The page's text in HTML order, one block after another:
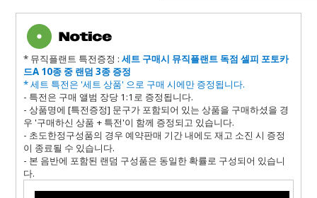
* 뮤직플랜트 특전증정 : 세트 구매시 뮤직플랜트 독점 셀피 포토카
드A 10종 중 랜덤 3종 증정
* 세트 특전은 '세트 상품' 으로 구매 시에만 증정됩니다.
- 특전은 구매 앨범 장당 1:1로 증정됩니다.
- 상품명에 [특전증정] 문구가 포함되어 있는 상품을 구매하셨을 경
우 '구매하신 상품 + 특전'이 함께 증정되고 있습니다.
- 초도한정구성품의 경우 예약판매 기간 내에도 재고 소진 시 증정
이 종료될 수 있습니다.
- 본 음반에 포함된 랜덤 구성품은 동일한 확률로 구성되어 있습니
다.